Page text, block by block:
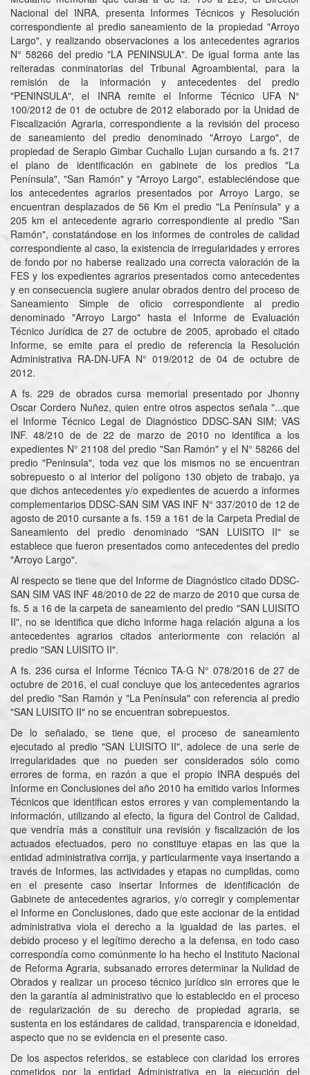
Nacional del INRA, presenta Informes Técnicos y Resolución
correspondiente al predio saneamiento de la propiedad "Arroyo
Largo", y realizando observaciones a los antecedentes agrarios
N° 58266 del predio "LA PENINSULA". De igual forma ante las
reiteradas conminatorias del Tribunal Agroambiental, para la
remisión de la información y antecedentes del predio
"PENINSULA", el INRA remite el Informe Técnico UFA N°
100/2012 de 01 de octubre de 2012 elaborado por la Unidad de
Fiscalización Agraria, correspondiente a la revisión del proceso
de saneamiento del predio denominado "Arroyo Largo", de
propiedad de Serapio Gimbar Cuchallo Lujan cursando a fs. 217
el plano de identificación en gabinete de los predios "La
Península", "San Ramón" y "Arroyo Largo", estableciéndose que
los antecedentes agrarios presentados por Arroyo Largo, se
encuentran desplazados de 56 Km el predio "La Península" y a
205 km el antecedente agrario correspondiente al predio "San
Ramón", constatándose en los informes de controles de calidad
correspondiente al caso, la existencia de irregularidades y errores
de fondo por no haberse realizado una correcta valoración de la
FES y los expedientes agrarios presentados como antecedentes
y en consecuencia sugiere anular obrados dentro del proceso de
Saneamiento Simple de oficio correspondiente al predio
denominado "Arroyo Largo" hasta el Informe de Evaluación
Técnico Jurídica de 27 de octubre de 2005, aprobado el citado
Informe, se emite para el predio de referencia la Resolución
Administrativa RA-DN-UFA N° 019/2012 de 04 de octubre de
2012.
A fs. 229 de obrados cursa memorial presentado por Jhonny
Oscar Cordero Nuñez, quien entre otros aspectos señala "...que
el Informe Técnico Legal de Diagnóstico DDSC-SAN SIM; VAS
INF. 48/210 de de 22 de marzo de 2010 no identifica a los
expedientes N° 21108 del predio "San Ramón" y el N° 58266 del
predio "Peninsula", toda vez que los mismos no se encuentran
sobrepuesto o al interior del polígono 130 objeto de trabajo, ya
que dichos antecedentes y/o expedientes de acuerdo a informes
complementarios DDSC-SAN SIM VAS INF N° 337/2010 de 12 de
agosto de 2010 cursante a fs. 159 a 161 de la Carpeta Predial de
Saneamiento del predio denominado "SAN LUISITO II" se
establece que fueron presentados como antecedentes del predio
"Arroyo Largo".
Al respecto se tiene que del Informe de Diagnóstico citado DDSC-
SAN SIM VAS INF 48/2010 de 22 de marzo de 2010 que cursa de
fs. 5 a 16 de la carpeta de saneamiento del predio "SAN LUISITO
II", no se identifica que dicho informe haga relación alguna a los
antecedentes agrarios citados anteriormente con relación al
predio "SAN LUISITO II".
A fs. 236 cursa el Informe Técnico TA-G N° 078/2016 de 27 de
octubre de 2016, el cual concluye que los antecedentes agrarios
del predio "San Ramón y "La Península" con referencia al predio
"SAN LUISITO II" no se encuentran sobrepuestos.
De lo señalado, se tiene que, el proceso de saneamiento
ejecutado al predio "SAN LUISITO II", adolece de una serie de
irregularidades que no pueden ser considerados sólo como
errores de forma, en razón a que el propio INRA después del
Informe en Conclusiones del año 2010 ha emitido varios Informes
Técnicos que identifican estos errores y van complementando la
información, utilizando al efecto, la figura del Control de Calidad,
que vendría más a constituir una revisión y fiscalización de los
actuados efectuados, pero no constituye etapas en las que la
entidad administrativa corrija, y particularmente vaya insertando a
través de Informes, las actividades y etapas no cumplidas, como
en el presente caso insertar Informes de identificación de
Gabinete de antecedentes agrarios, y/o corregir y complementar
el Informe en Conclusiones, dado que este accionar de la entidad
administrativa viola el derecho a la igualdad de las partes, el
debido proceso y el legítimo derecho a la defensa, en todo caso
correspondía como comúnmente lo ha hecho el Instituto Nacional
de Reforma Agraria, subsanado errores determinar la Nulidad de
Obrados y realizar un proceso técnico jurídico sin errores que le
den la garantía al administrativo que lo establecido en el proceso
de regularización de su derecho de propiedad agraria, se
sustenta en los estándares de calidad, transparencia e idoneidad,
aspecto que no se evidencia en el presente caso.
De los aspectos referidos, se establece con claridad los errores
cometidos por la entidad Administrativa en la ejecución del